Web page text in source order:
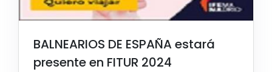
BALNEARIOS DE ESPAÑA estará
presente en FITUR 2024